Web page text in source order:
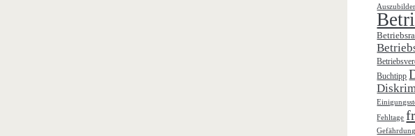
Buchtipp
Fehltage